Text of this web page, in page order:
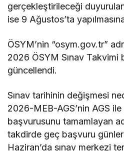
gerçekleştirileceği
ise 9 Ağustos’ta
ÖSYM’nin “osym.gov.tr”
2026 ÖSYM Sınav Takvimi
güncellendi.
Sınav tarihinin değişmesi
2026-MEB-AGS’nin AGS
başvurusunu tamamlayan
takdirde geç başvuru
Haziran’da sınav merkezi